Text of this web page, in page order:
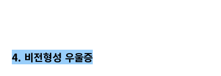
4. 비전형성 우울증